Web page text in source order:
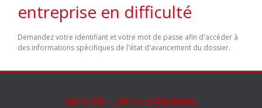
entreprise en difficulté
Demandez votre identifiant et votre mot de passe afin d'accéder à
des informations spécifiques de l'état d'avancement du dossier.
100 % PEI - 100 % LA REUNION